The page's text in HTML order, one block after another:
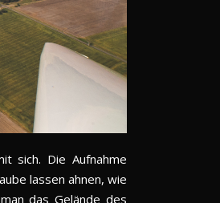
sich. Die Aufnahme
lassen ahnen, wie
das Gelände des